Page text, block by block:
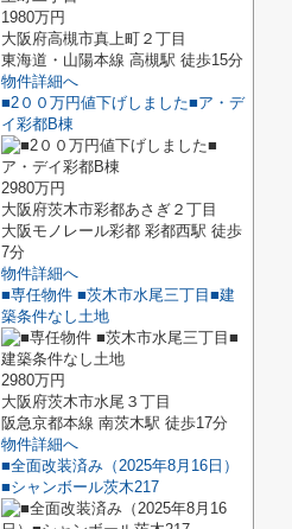
1980万円
大阪府高槻市真上町２丁目
東海道・山陽本線 高槻駅 徒歩15分
物件詳細へ
■2００万円値下げしました■ア・デ
イ彩都B棟
2980万円
大阪府茨木市彩都あさぎ２丁目
大阪モノレール彩都 彩都西駅 徒歩
7分
物件詳細へ
■専任物件 ■茨木市水尾三丁目■建
築条件なし土地
2980万円
大阪府茨木市水尾３丁目
阪急京都本線 南茨木駅 徒歩17分
物件詳細へ
■全面改装済み（2025年8月16日）
■シャンボール茨木217